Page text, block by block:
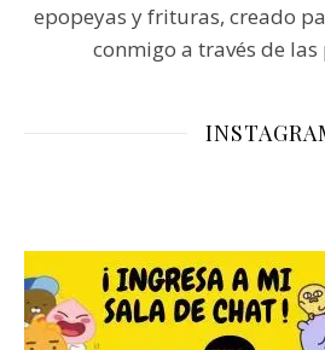
epopeyas y frituras, creado
conmigo a través de las